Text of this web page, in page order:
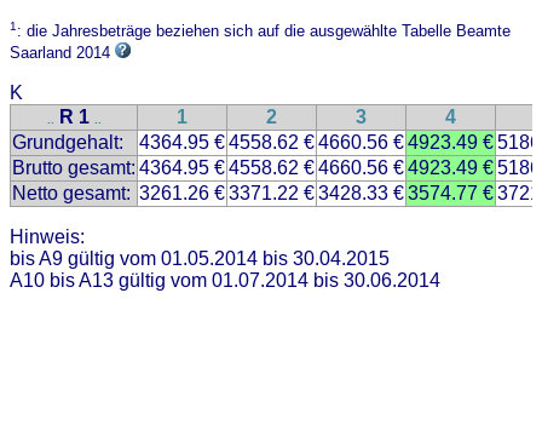
1: die Jahresbeträge beziehen sich auf die ausgewählte Tabelle Beamte
Saarland 2014
K
.. R 1 .. 1 2 3 4
Grundgehalt:
4364.95 €4558.62 €4660.56 €4923.49 €
Brutto gesamt: 4364.95 €4558.62 €4660.56 €4923.49 €
Netto gesamt: 3261.26 €3371.22 €3428.33 €3574.77 €
Hinweis:
bis A9 gültig vom 01.05.2014 bis 30.04.2015
A10 bis A13 gültig vom 01.07.2014 bis 30.06.2014